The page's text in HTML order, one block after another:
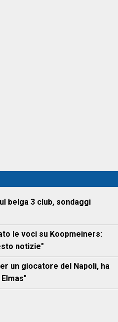
belga 3 club, sondaggi
le voci su Koopmeiners:
notizie"
un giocatore del Napoli, ha